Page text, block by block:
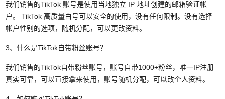
我们销售的TikTok 账号是使用当地独立 IP 地址创建的邮箱验证帐
户。 TikTok 高质量白号可以安全的使用，没有任何限制。没有选择
帐户性别的选项，随机分配，可以更改资料。
3、什么是TikTok自带粉丝账号？
我们销售的TikTok自带粉丝账号，账号自带1000+粉丝，唯一IP注册
真实可靠，可以直接拿来使用，账号随机分配，可以改个人资料。